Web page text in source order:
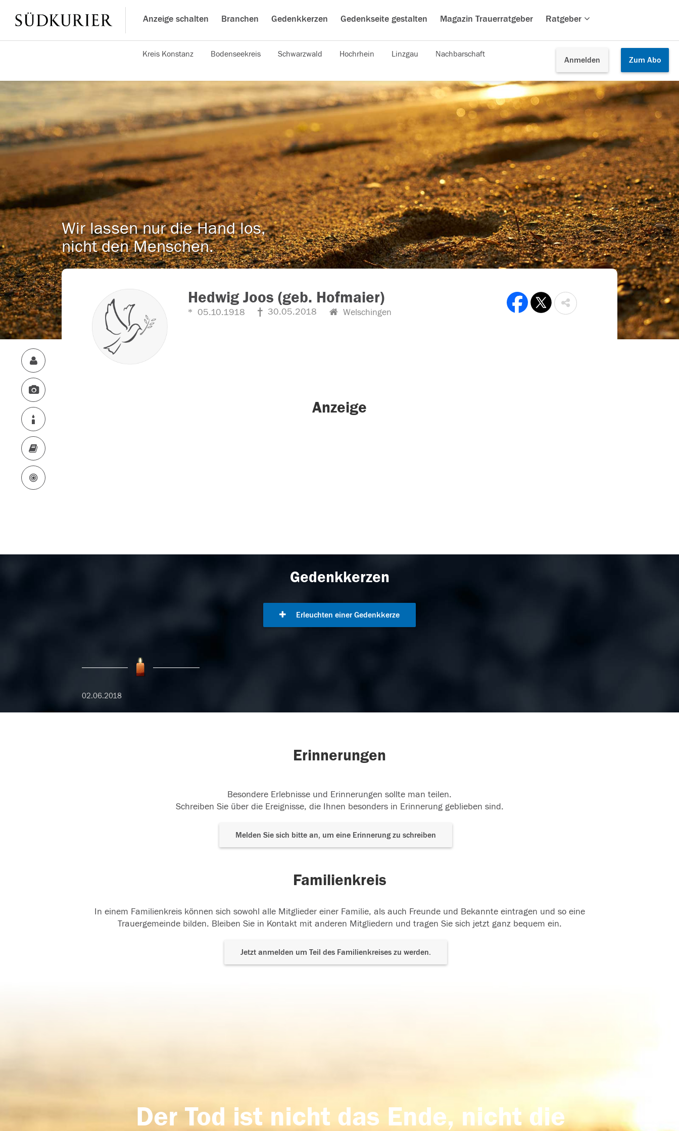
Anzeige schalten Branchen Gedenkkerzen Gedenkseite gestalten Magazin Trauerratgeber Ratgeber
Anmelden Zum Abo
Kreis Konstanz Bodenseekreis Schwarzwald Hochrhein Linzgau Nachbarschaft
Wir lassen nur die Hand los,
nicht den Menschen.
Hedwig Joos (geb. Hofmaier)
05.10.1918 30.05.2018 Welschingen
Anzeige
Gedenkkerzen
Erleuchten einer Gedenkkerze
02.06.2018
Erinnerungen
Besondere Erlebnisse und Erinnerungen sollte man teilen.
Schreiben Sie über die Ereignisse, die Ihnen besonders in Erinnerung geblieben sind.
Melden Sie sich bitte an, um eine Erinnerung zu schreiben
Familienkreis
In einem Familienkreis können sich sowohl alle Mitglieder einer Familie, als auch Freunde und Bekannte eintragen und so eine
Trauergemeinde bilden. Bleiben Sie in Kontakt mit anderen Mitgliedern und tragen Sie sich jetzt ganz bequem ein.
Jetzt anmelden um Teil des Familienkreises zu werden.
Der Tod ist nicht das Ende, nicht die